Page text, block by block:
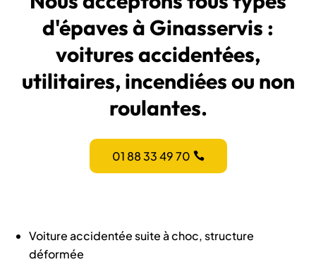
d'épaves à Ginasservis :
voitures accidentées,
utilitaires, incendiées ou non
roulantes.
01 88 33 49 70
Voiture accidentée suite à choc, structure
déformée